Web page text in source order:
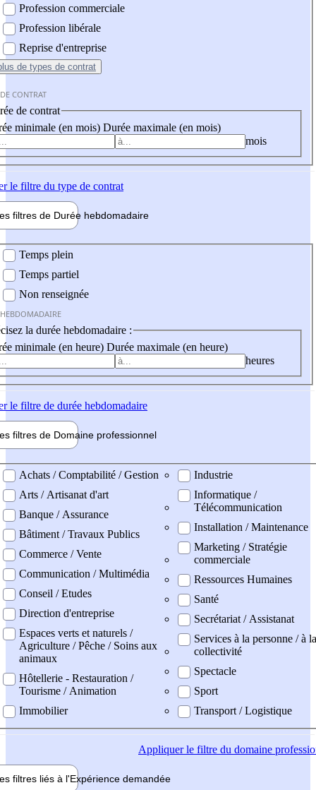
Profession commerciale
Profession libérale
Reprise d'entreprise
de types de contrat
CONTRAT
de contrat
minimale (en mois) Durée maximale (en mois)
mois
le filtre du type de contrat
filtres de Durée hebdomadaire
Temps plein
Temps partiel
Non renseignée
la durée hebdomadaire :
minimale (en heure) Durée maximale (en heure)
heures
le filtre de durée hebdomadaire
filtres de Domaine professionnel
professionel
Achats / Comptabilité / Gestion
Arts / Artisanat d'art
Banque / Assurance
Bâtiment / Travaux Publics
Commerce / Vente
Communication / Multimédia
Conseil / Etudes
Direction d'entreprise
Espaces verts et naturels /
Agriculture / Pêche / Soins aux
animaux
Hôtellerie - Restauration /
Tourisme / Animation
Immobilier
Industrie
Informatique /
Télécommunication
Installation / Maintenance
Marketing / Stratégie
commerciale
Ressources Humaines
Santé
Secrétariat / Assistanat
Services à la personne / à la
collectivité
Spectacle
Sport
Transport / Logistique
Appliquerle filtre du domaine
filtres liés à l'Expérience demandée